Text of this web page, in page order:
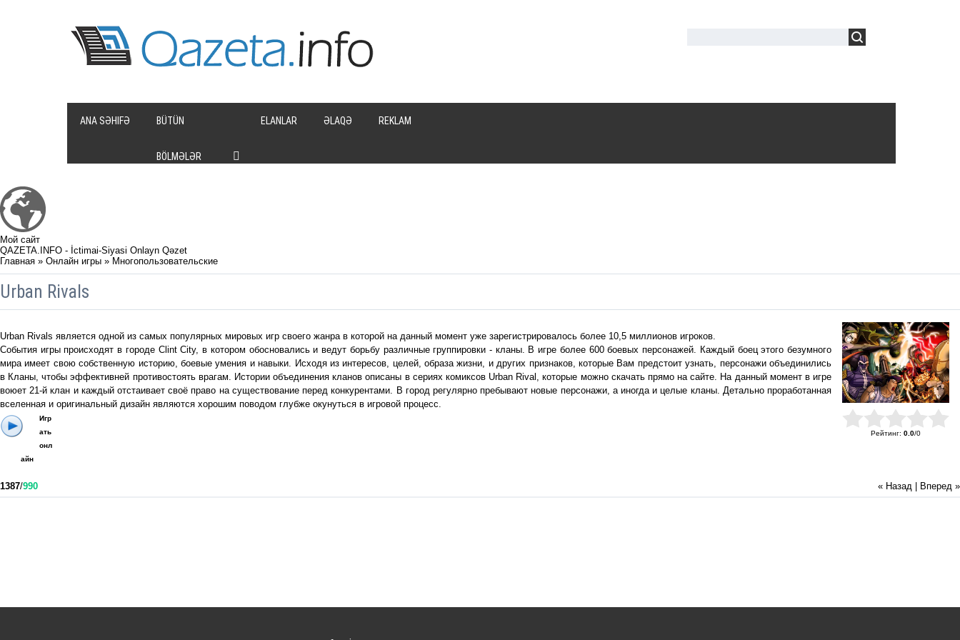
ANA SƏHIFƏ BÜTÜN
BÖLMƏLƏR
ELANLAR ƏLAQƏ REKLAM
Мой сайт
QAZETA.INFO - İctimai-Siyasi Onlayn Qəzet
Главная » Онлайн игры » Многопользовательские
Urban Rivals
Urban Rivals является одной из самых популярных мировых игр своего жанра в которой на данный момент уже зарегистрировалось более 10,5 миллионов игроков.
События игры происходят в городе Clint City, в котором обоcновались и ведут борьбу различные группировки - кланы. В игре более 600 боевых персонажей. Каждый боец этого безумного
мира имеет свою собственную историю, боевые умения и навыки. Исходя из интересов, целей, образа жизни, и других признаков, которые Вам предстоит узнать, персонажи объединились
в Кланы, чтобы эффективней противостоять врагам. Истории объединения кланов описаны в сериях комиксов Urban Rival, которые можно скачать прямо на сайте. На данный момент в игре
воюет 21-й клан и каждый отстаивает своё право на существование перед конкурентами. В город регулярно пребывают новые персонажи, а иногда и целые кланы. Детально проработанная
вселенная и оригинальный дизайн являются хорошим поводом глубже окунуться в игровой процесс.
Игр
ать
онл
айн
Рейтинг: 0.0/0
« Назад Вперед »
1387/990